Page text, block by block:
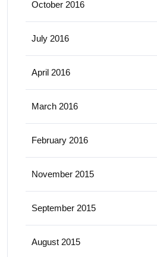
October 2016
July 2016
April 2016
March 2016
February 2016
November 2015
September 2015
August 2015